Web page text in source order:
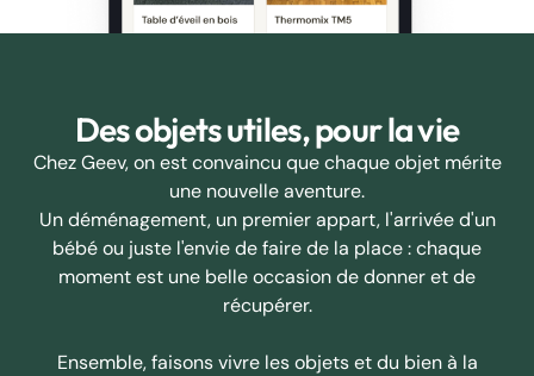
Des objets utiles, pour la vie
Chez Geev, on est convaincu que chaque objet mérite
une nouvelle aventure.
Un déménagement, un premier appart, l'arrivée d'un
bébé ou juste l'envie de faire de la place : chaque
moment est une belle occasion de donner et de
récupérer.
Ensemble, faisons vivre les objets et du bien à la